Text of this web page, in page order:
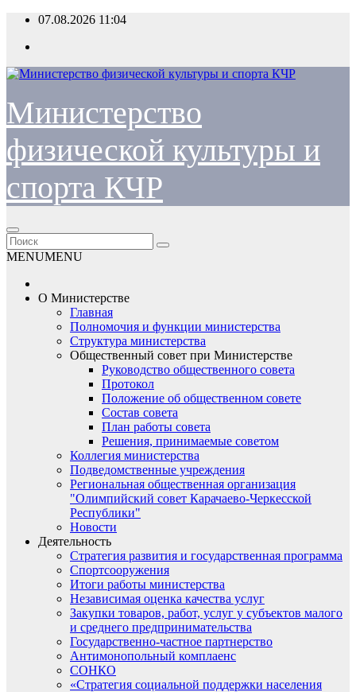
Перейти
содержимому
07.08.2026 11:04
Министерство
физической культуры и
спорта КЧР
MENUMENU
О Министерстве
Главная
Полномочия и функции министерства
Структура министерства
Общественный совет при Министерстве
Руководство общественного совета
Протокол
Положение об общественном совете
Состав совета
План работы совета
Решения, принимаемые советом
Коллегия министерства
Подведомственные учреждения
Региональная общественная организация
"Олимпийский совет Карачаево-Черкесской
Республики"
Новости
Деятельность
Стратегия развития и государственная программа
Спортсооружения
Итоги работы министерства
Независимая оценка качества услуг
Закупки товаров, работ, услуг у субъектов малого
и среднего предпринимательства
Государственно-частное партнерство
Антимонопольный комплаенс
СОНКО
«Стратегия социальной поддержки населения